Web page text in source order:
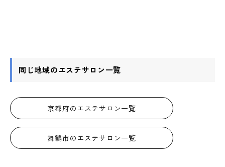
同じ地域のエステサロン一覧
京都府のエステサロン一覧
舞鶴市のエステサロン一覧